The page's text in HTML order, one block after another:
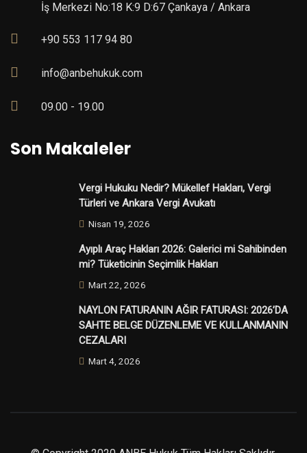
İş Merkezi No:18 K:9 D:67 Çankaya / Ankara
+90 553 117 94 80
info@anbehukuk.com
09.00 - 19.00
Son Makaleler
Vergi Hukuku Nedir? Mükellef Hakları, Vergi
Türleri ve Ankara Vergi Avukatı
Nisan 19, 2026
Ayıplı Araç Hakları 2026: Galerici mi Sahibinden
mi? Tüketicinin Seçimlik Hakları
Mart 22, 2026
NAYLON FATURANIN AĞIR FATURASI: 2026’DA
SAHTE BELGE DÜZENLEME VE KULLANMANIN
CEZALARI
Mart 4, 2026